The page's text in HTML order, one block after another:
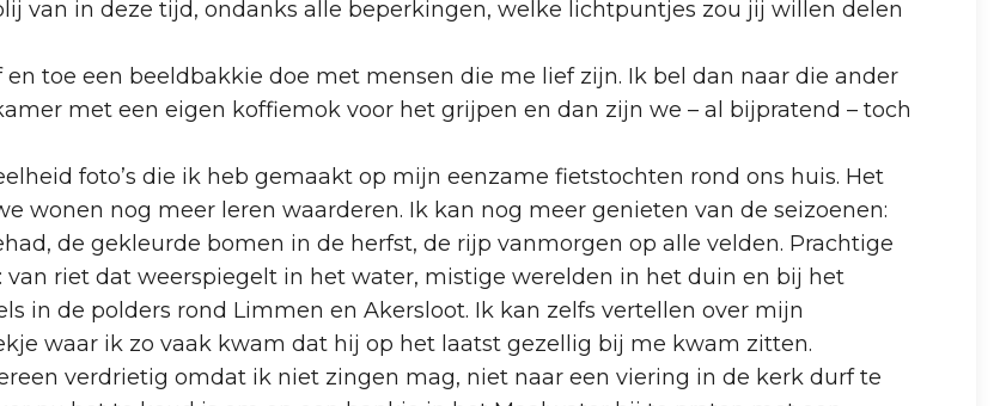
van in deze tijd, ondanks alle beperkingen, welke lichtpuntjes zou jij willen delen
toe een beeldbakkie doe met mensen die me lief zijn. Ik bel dan naar die ander
met een eigen koffiemok voor het grijpen en dan zijn we – al bijpratend – toch
foto’s die ik heb gemaakt op mijn eenzame fietstochten rond ons huis. Het
wonen nog meer leren waarderen. Ik kan nog meer genieten van de seizoenen:
de gekleurde bomen in de herfst, de rijp vanmorgen op alle velden. Prachtige
riet dat weerspiegelt in het water, mistige werelden in het duin en bij het
in de polders rond Limmen en Akersloot. Ik kan zelfs vertellen over mijn
waar ik zo vaak kwam dat hij op het laatst gezellig bij me kwam zitten.
verdrietig omdat ik niet zingen mag, niet naar een viering in de kerk durf te